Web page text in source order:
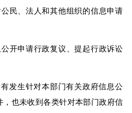
民、法人和其他组织的信息申请
开申请行政复议、提起行政诉讼
发生针对本部门有关政府信息公
，也未收到各类针对本部门政府信